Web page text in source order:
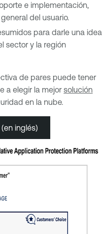
e implementación,
del usuario.
para darle una idea
sector y la región
de pares puede tener
a elegir la mejor solución
en la nube.
inglés)